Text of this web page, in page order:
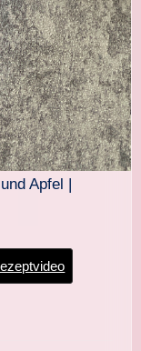
Apfel |